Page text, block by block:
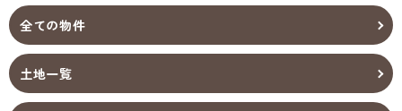
全ての物件
土地一覧